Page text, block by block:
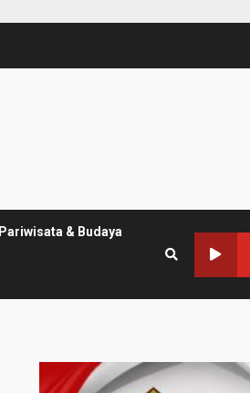
Pariwisata & Budaya